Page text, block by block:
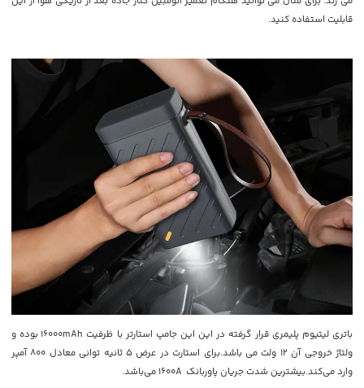
قابلیت استفاده کنید.
باتری لیتیوم پلیمری قرار گرفته در این این جامپ استارتر با ظرفیت 16000mAh
بوده و
ولتاژ خروجی آن 12 ولت می باشد.برای استارت در عرض 5 ثانیه توانی معادل 800 آمپر
وارد می‌کند.بیشترین شدت جریان پاوربانک 1600A می‌باشد.